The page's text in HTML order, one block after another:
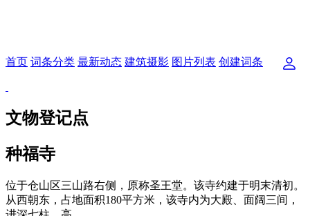
首页 词条分类 最新动态 建筑摄影 图片列表 创建词条
文物登记点
种福寺
位于仓山区三山路右侧，原称圣王堂。该寺约建于明末清初。
从西朝东，占地面积180平方米，该寺内为大殿、面阔三间，